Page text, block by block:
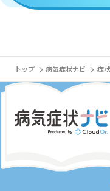
トップ 病気症状ナビ 症